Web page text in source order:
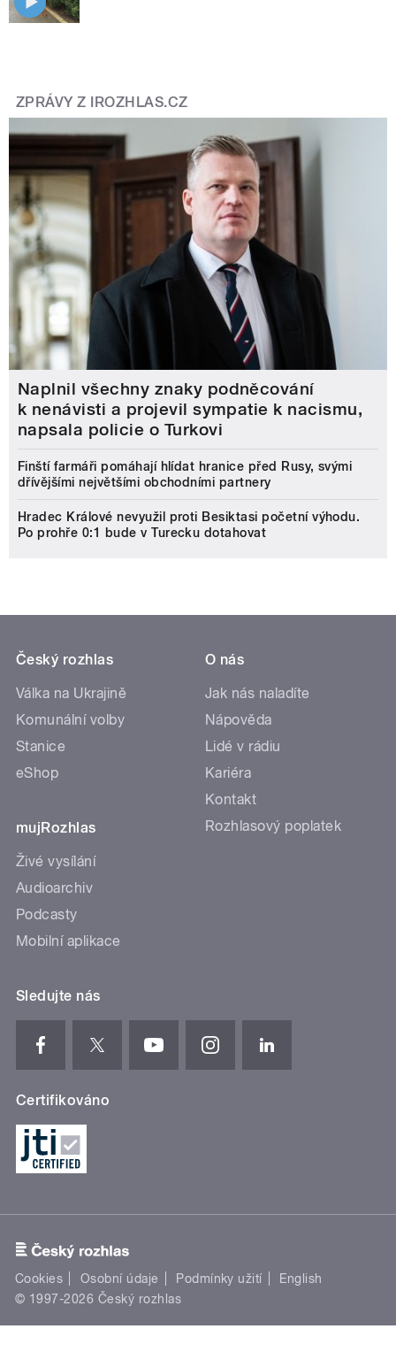
ZPRÁVY Z IROZHLAS.CZ
Naplnil všechny znaky podněcování
k nenávisti a projevil sympatie k nacismu,
napsala policie o Turkovi
Finští farmáři pomáhají hlídat hranice před Rusy, svými
dřívějšími největšími obchodními partnery
Hradec Králové nevyužil proti Besiktasi početní výhodu.
Po prohře 0:1 bude v Turecku dotahovat
Český rozhlas
Válka na Ukrajině
Komunální volby
Stanice
eShop
mujRozhlas
Živé vysílání
Audioarchiv
Podcasty
Mobilní aplikace
O nás
Jak nás naladíte
Nápověda
Lidé v rádiu
Kariéra
Kontakt
Rozhlasový poplatek
Sledujte nás
Certifikováno
Cookies Osobní údaje Podmínky užití
English
© 1997-2026 Český rozhlas